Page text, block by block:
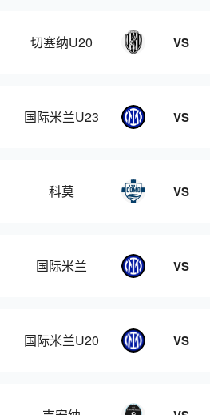
切塞纳U20 VS
国际米兰U23 VS
科莫 VS
国际米兰 VS
国际米兰U20 VS